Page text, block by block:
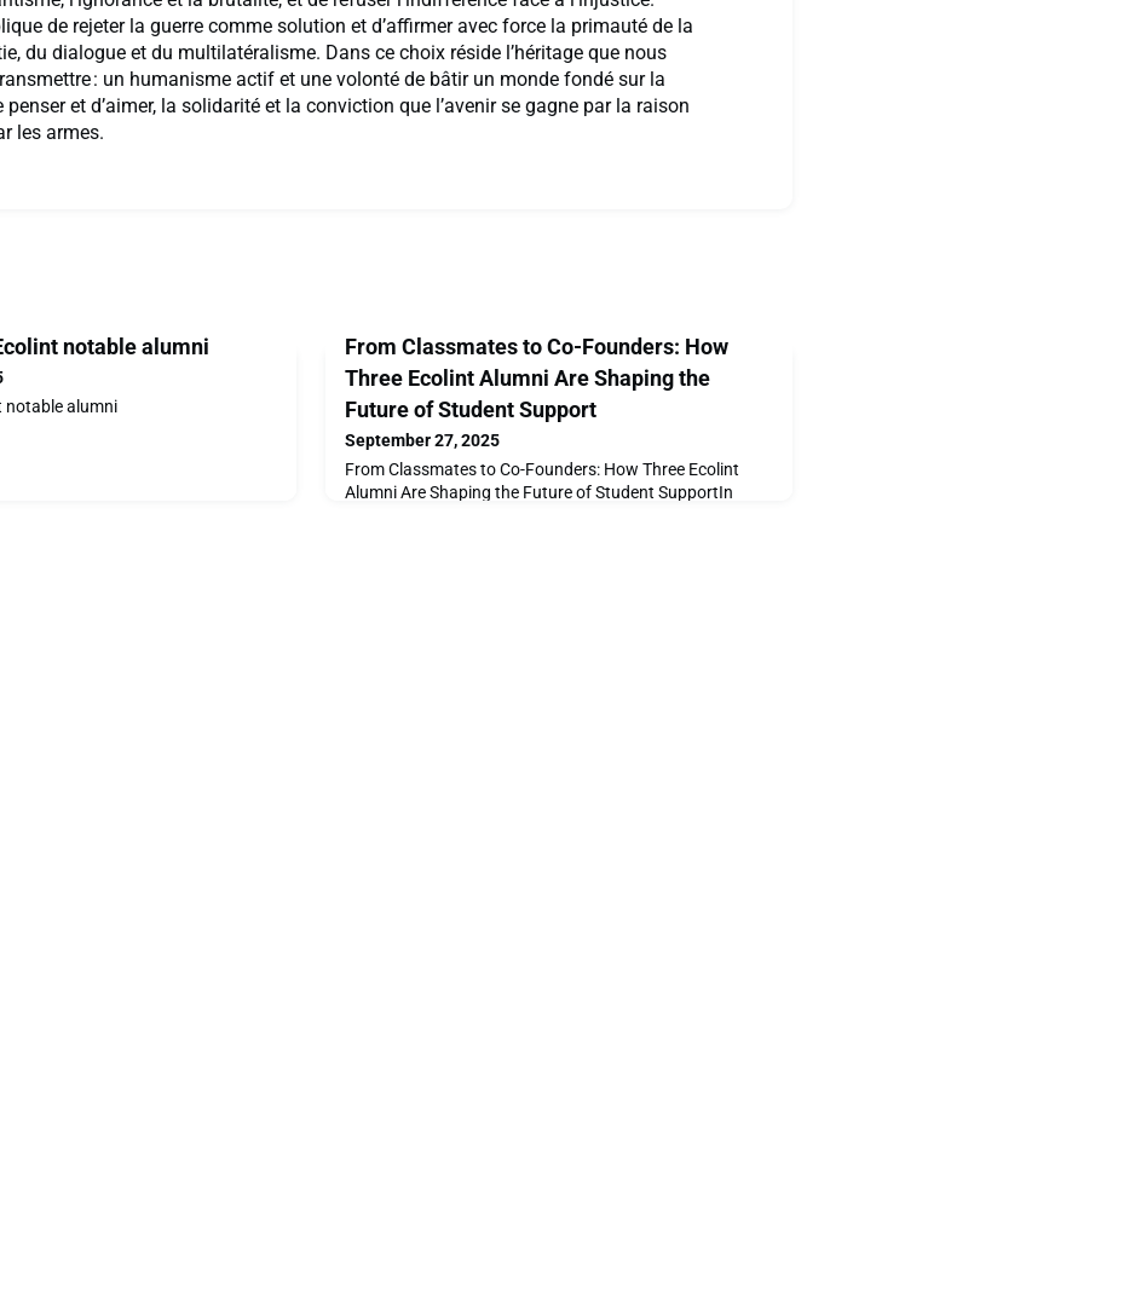
de rejeter la guerre comme solution et d’affirmer avec force la primauté de la
du dialogue et du multilatéralisme. Dans ce choix réside l’héritage que nous
: un humanisme actif et une volonté de bâtir un monde fondé sur la
penser et d’aimer, la solidarité et la conviction que l’avenir se gagne par la raison
les armes.
notable alumni
notable alumni
From Classmates to Co-Founders: How
Three Ecolint Alumni Are Shaping the
Future of Student Support
September 27, 2025
From Classmates to Co-Founders: How Three Ecolint
Alumni Are Shaping the Future of Student SupportIn